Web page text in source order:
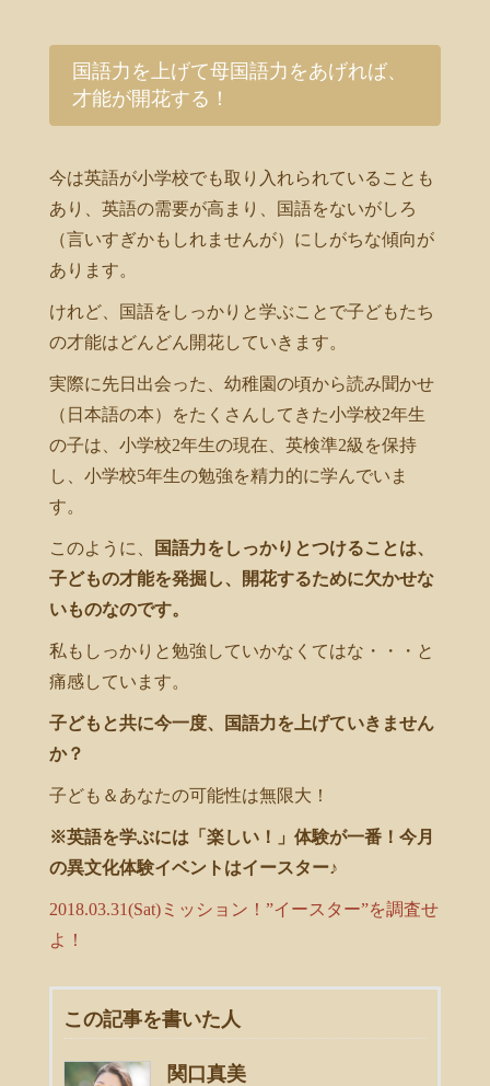
国語力を上げて母国語力をあげれば、
才能が開花する！
今は英語が小学校でも取り入れられていることも
あり、英語の需要が高まり、国語をないがしろ
（言いすぎかもしれませんが）にしがちな傾向が
あります。
けれど、国語をしっかりと学ぶことで子どもたち
の才能はどんどん開花していきます。
実際に先日出会った、幼稚園の頃から読み聞かせ
（日本語の本）をたくさんしてきた小学校2年生
の子は、小学校2年生の現在、英検準2級を保持
し、小学校5年生の勉強を精力的に学んでいま
す。
このように、
国語力をしっかりとつけることは、
子どもの才能を発掘し、開花するために欠かせな
いものなのです。
私もしっかりと勉強していかなくてはな・・・と
痛感しています。
子どもと共に今一度、国語力を上げていきません
か？
子ども＆あなたの可能性は無限大！
※英語を学ぶには「楽しい！」体験が一番！今月
の異文化体験イベントはイースター♪
2018.03.31(Sat)ミッション！”イースター”を調査せ
よ！
この記事を書いた人
関口真美